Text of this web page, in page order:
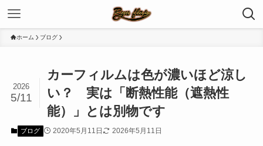
ホーム ブログ
カーフィルムは色が濃いほど涼し
い？ 実は「断熱性能（遮熱性
能）」とは別物です
2026
5/11
ブログ 2020年5月11日 2026年5月11日